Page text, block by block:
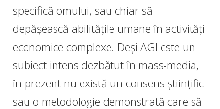
specifică omului, sau chiar să
depășească abilitățile umane în activități
economice complexe. Deși AGI este un
subiect intens dezbătut în mass-media,
în prezent nu există un consens științific
sau o metodologie demonstrată care să